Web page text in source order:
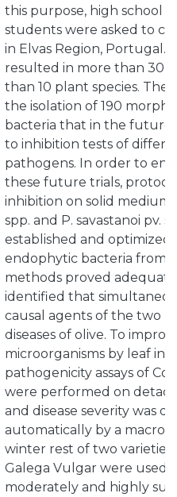
this purpose, high school
students were asked to
in Elvas Region, Portugal.
resulted in more than 30
than 10 plant species. The
the isolation of 190
bacteria that in the future
to inhibition tests of
pathogens. In order to
these future trials,
inhibition on solid
spp. and P. savastanoi pv.
established and optimized
endophytic bacteria from
methods proved
identified that
causal agents of the two
diseases of olive. To
microorganisms by leaf
pathogenicity assays of
were performed on
and disease severity was
automatically by a macro.
winter rest of two
Galega Vulgar were used
moderately and highly